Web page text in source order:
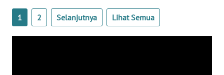
1 2 Selanjutnya Lihat Semua
WN
SUMBAR